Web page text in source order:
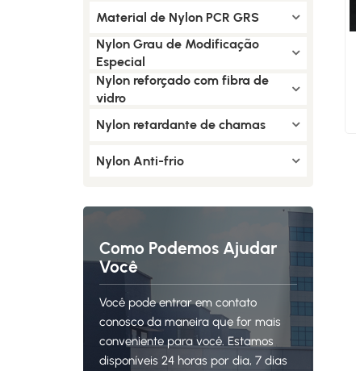
Material de Nylon PCR GRS
Nylon Grau de Modificação
Especial
Nylon reforçado com fibra de
vidro
Nylon retardante de chamas
Nylon Anti-frio
Como Podemos Ajudar
Você
Você pode entrar em contato
conosco da maneira que for mais
conveniente para você. Estamos
disponíveis 24 horas por dia, 7 dias